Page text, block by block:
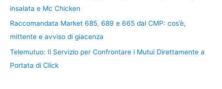
insalata e Mc Chicken
Raccomandata Market 685, 689 e 665 dal CMP: cos’è,
mittente e avviso di giacenza
Telemutuo: Il Servizio per Confrontare i Mutui Direttamente a
Portata di Click